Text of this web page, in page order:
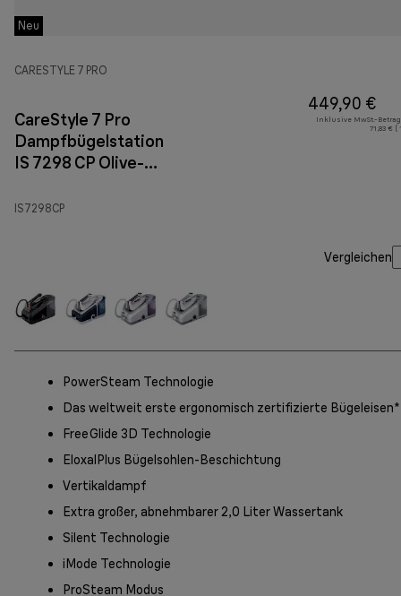
Neu
CARESTYLE 7 PRO
CareStyle 7 Pro
Dampfbügelstation
IS 7298 CP Olive-
IS7298CP
449,90 €
Inklusive MwSt.-
71,83 € (
Vergleichen
PowerSteam Technologie
Das weltweit erste ergonomisch zertifizierte Bügeleisen*
FreeGlide 3D Technologie
EloxalPlus Bügelsohlen-Beschichtung
Vertikaldampf
Extra großer, abnehmbarer 2,0 Liter Wassertank
Silent Technologie
iMode Technologie
ProSteam Modus